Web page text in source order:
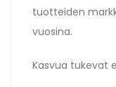
tuotteiden
vuosina.
Kasvua tukevat